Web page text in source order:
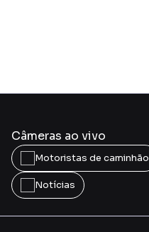
Câmeras ao vivo
Motoristas de caminhão
Notícias